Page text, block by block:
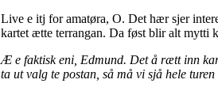
Live e itj for amatøra, O. Det hær sjer
kartet ætte terrangan. Da føst blir alt mytti
Æ e faktisk eni, Edmund. Det å rætt inn
ta ut valg te postan, så må vi sjå hele